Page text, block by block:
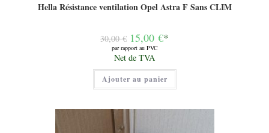
Hella Résistance ventilation Opel Astra F Sans CLIM
30,00€ Le
prix
initial
était :
30,00 €.
15,00 €*
par rapport au PVC
Le
prix
actuel
est :
15,00 €.
Net de TVA
Ajouter au panier